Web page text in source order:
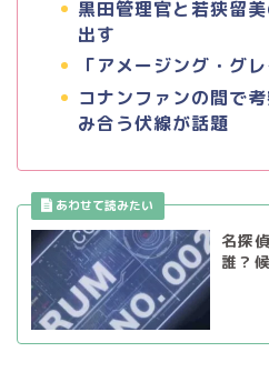
黒田管理官と若狭留
出す
「アメージング・グ
コナンファンの間で
み合う伏線が話題
名探
誰？